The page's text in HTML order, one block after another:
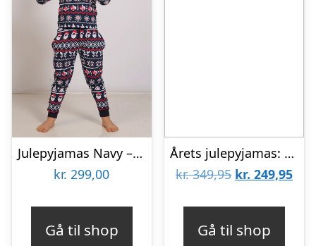
Julepyjamas Navy – Børn.
kr. 299,00
Gå til shop
Årets julepyjamas: Valentines Pyjamas Rød – herre / mænd.
kr.349,95 Den
var:
kr. 249,95Den
Gå til shop